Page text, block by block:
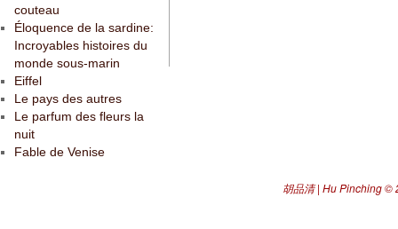
couteau
Éloquence de la sardine:
Incroyables histoires du
monde sous-marin
Eiffel
Le pays des autres
Le parfum des fleurs la
nuit
Fable de Venise
胡品清 | Hu Pinching©